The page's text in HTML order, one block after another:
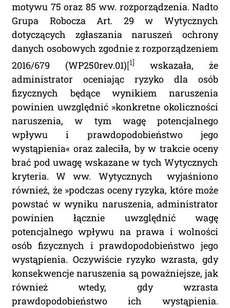
motywu 75 oraz 85 ww. rozporządzenia. Nadto
Grupa Robocza Art. 29 w Wytycznych
dotyczących zgłaszania naruszeń ochrony
danych osobowych zgodnie z rozporządzeniem
2016/679 (WP250rev.01)[1]
wskazała, że
administrator oceniając ryzyko dla osób
fizycznych będące wynikiem naruszenia
powinien uwzględnić »konkretne okoliczności
naruszenia, w tym wagę potencjalnego
wpływu i prawdopodobieństwo jego
wystąpienia« oraz zaleciła, by w trakcie oceny
brać pod uwagę wskazane w tych Wytycznych
kryteria. W ww. Wytycznych wyjaśniono
również, że »podczas oceny ryzyka, które może
powstać w wyniku naruszenia, administrator
powinien łącznie uwzględnić wagę
potencjalnego wpływu na prawa i wolności
osób fizycznych i prawdopodobieństwo jego
wystąpienia. Oczywiście ryzyko wzrasta, gdy
konsekwencje naruszenia są poważniejsze, jak
również wtedy, gdy wzrasta
prawdopodobieństwo ich wystąpienia.